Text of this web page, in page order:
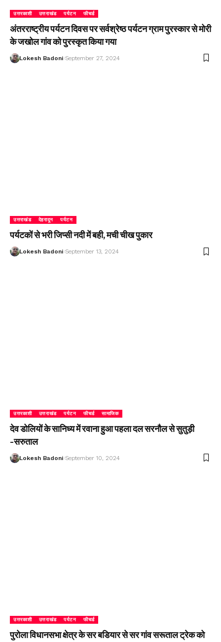
उत्तरकाशी उत्तराखंड पर्यटन फीचर्ड
अंतरराष्ट्रीय पर्यटन दिवस पर सर्वश्रेष्ठ पर्यटन ग्राम पुरस्कार से मोरी
के जखोल गांव को पुरस्कृत किया गया
Lokesh Badoni September 27, 2024
उत्तराखंड देहरादून पर्यटन
पर्यटकों से भरी जिप्सी नदी में बही, मची चीख पुकार
Lokesh Badoni September 13, 2024
उत्तरकाशी उत्तराखंड पर्यटन फीचर्ड सामाजिक
देव डोलियों के सानिध्य में रवाना हुआ पहला दल सरनौल से सुतुड़ी
-सरुताल
Lokesh Badoni September 10, 2024
उत्तरकाशी उत्तराखंड पर्यटन फीचर्ड
पुरोला विधानसभा क्षेत्र के सर बडियार से सर गांव सरूताल ट्रेक को